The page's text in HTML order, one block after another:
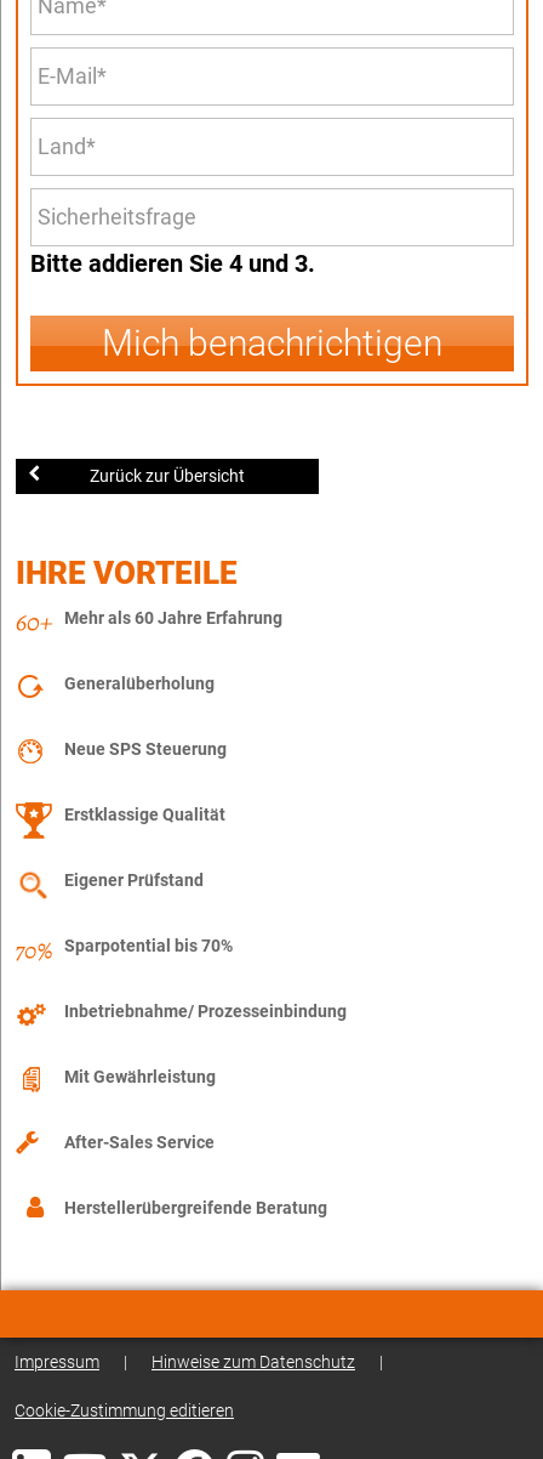
Bitte addieren Sie 4 und 3.
Mich benachrichtigen
Zurück zur Übersicht
IHRE VORTEILE
Mehr als 60 Jahre Erfahrung
Generalüberholung
Neue SPS Steuerung
Erstklassige Qualität
Eigener Prüfstand
Sparpotential bis 70%
Inbetriebnahme/ Prozesseinbindung
Mit Gewährleistung
After-Sales Service
Herstellerübergreifende Beratung
Impressum | Hinweise zum Datenschutz |
Cookie-Zustimmung editieren